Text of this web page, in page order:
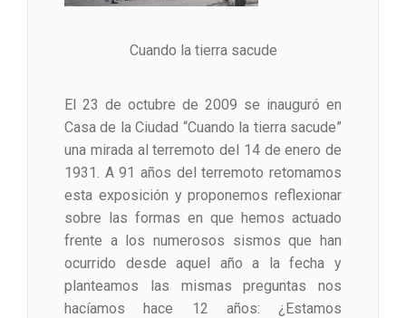
Cuando la tierra sacude
El 23 de octubre de 2009 se inauguró en
Casa de la Ciudad “Cuando la tierra sacude”
una mirada al terremoto del 14 de enero de
1931. A 91 años del terremoto retomamos
esta exposición y proponemos reflexionar
sobre las formas en que hemos actuado
frente a los numerosos sismos que han
ocurrido desde aquel año a la fecha y
planteamos las mismas preguntas nos
hacíamos hace 12 años: ¿Estamos